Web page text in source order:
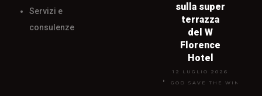
Servizi e
consulenze
sulla super
terrazza
del W
Florence
Hotel
12 LUGLIO 2026
GOD SAVE THE WINE